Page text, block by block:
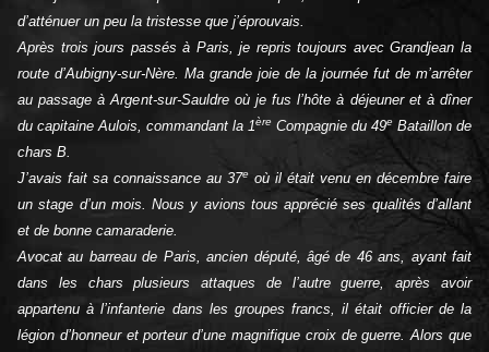
d’atténuer un peu la tristesse que j’éprouvais.
Après trois jours passés à Paris, je repris toujours avec Grandjean la
route d’Aubigny-sur-Nère. Ma grande joie de la journée fut de m’arrêter
au passage à Argent-sur-Sauldre où je fus l’hôte à déjeuner et à dîner
du capitaine Aulois, commandant la 1ère Compagnie du 49e Bataillon de
chars B.
J’avais fait sa connaissance au 37e où il était venu en décembre faire
un stage d’un mois. Nous y avions tous apprécié ses qualités d’allant
et de bonne camaraderie.
Avocat au barreau de Paris, ancien député, âgé de 46 ans, ayant fait
dans les chars plusieurs attaques de l’autre guerre, après avoir
appartenu à l’infanterie dans les groupes francs, il était officier de la
légion d’honneur et porteur d’une magnifique croix de guerre. Alors que